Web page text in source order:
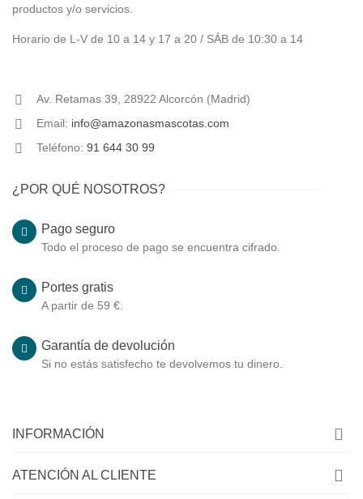
productos y/o servicios.
Horario de L-V de 10 a 14 y 17 a 20 / SÁB de 10:30 a 14
Av. Retamas 39, 28922 Alcorcón (Madrid)
Email: info@amazonasmascotas.com
Teléfono: 91 644 30 99
¿POR QUÉ NOSOTROS?
Pago seguro
Todo el proceso de pago se encuentra cifrado.
Portes gratis
A partir de 59 €.
Garantía de devolución
Si no estás satisfecho te devolvemos tu dinero.
INFORMACIÓN
ATENCIÓN AL CLIENTE